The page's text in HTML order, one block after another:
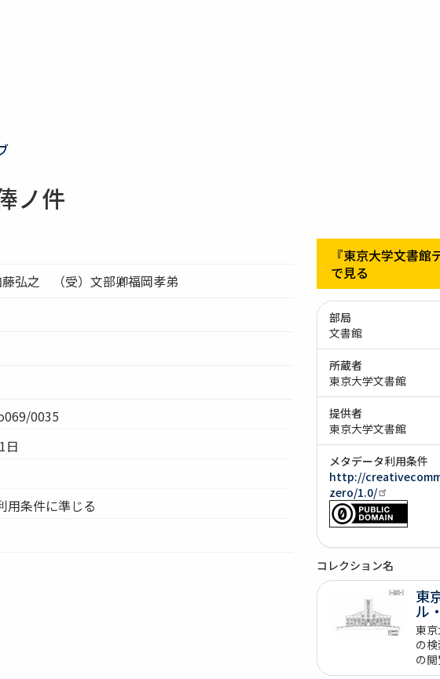
ノ件
藤弘之 （受）文部卿福岡孝弟
0035
日
用条件に準じる
『東京大学文書館
で見る
部局
文書館
所蔵者
東京大学文書館
提供者
東京大学文書館
メタデータ利用条件
http://
zero/1.0/
コレクション名
東
ル
東
の
の閲